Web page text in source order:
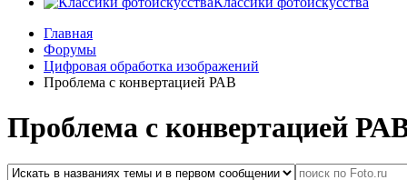
Главная
Форумы
Цифровая обработка изображений
Проблема с конвертацией РАВ
Проблема с конвертацией